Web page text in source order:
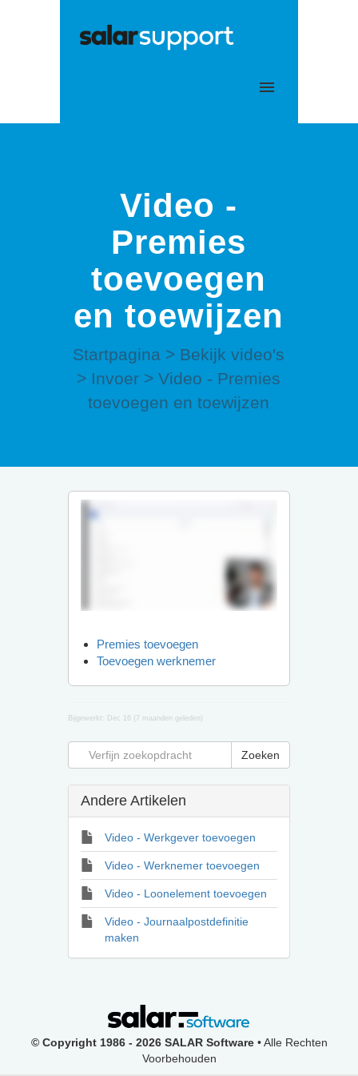
Video -
Premies
toevoegen
en toewijzen
Startpagina > Bekijk video's
> Invoer > Video - Premies
toevoegen en toewijzen
Premies toevoegen
Toevoegen werknemer
Bijgewerkt: Dec 16 (7 maanden geleden)
Andere Artikelen
Video - Werkgever toevoegen
Video - Werknemer toevoegen
Video - Loonelement toevoegen
Video - Journaalpostdefinitie
maken
© Copyright 1986 - 2026 SALAR Software • Alle Rechten
Voorbehouden